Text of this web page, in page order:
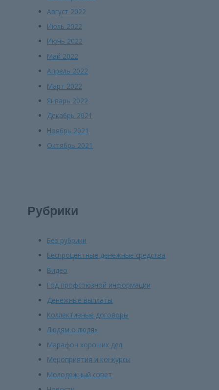
Август 2022
Июль 2022
Июнь 2022
Май 2022
Апрель 2022
Март 2022
Январь 2022
Декабрь 2021
Ноябрь 2021
Октябрь 2021
Рубрики
Без рубрики
Беспроцентные денежные средства
Видео
Год профсоюзной информации
Денежные выплаты
Коллективные договоры
Людям о людях
Марафон хороших дел
Мероприятия и конкурсы
Молодежный совет